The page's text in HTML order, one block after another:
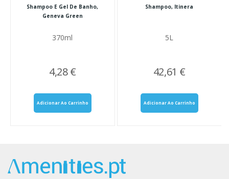
Shampoo E Gel De Banho,
Geneva Green
370ml
4,28 €
Adicionar Ao Carrinho
Shampoo, Itinera
5L
42,61 €
Adicionar Ao Carrinho